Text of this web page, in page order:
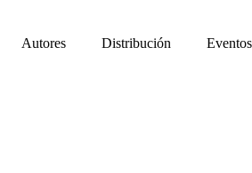
Autores Distribución Eventos